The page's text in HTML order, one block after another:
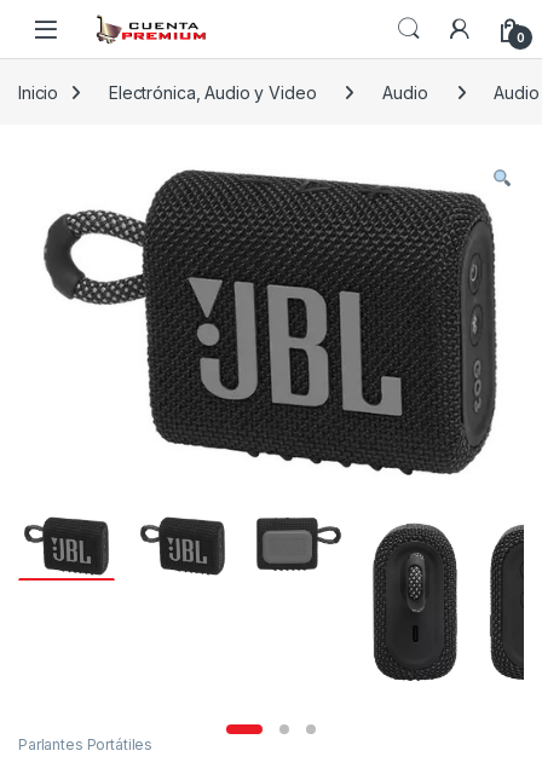
Skip to navigation
Skip to content
0
Inicio Electrónica, Audio y Video Audio
Parlantes Portátiles